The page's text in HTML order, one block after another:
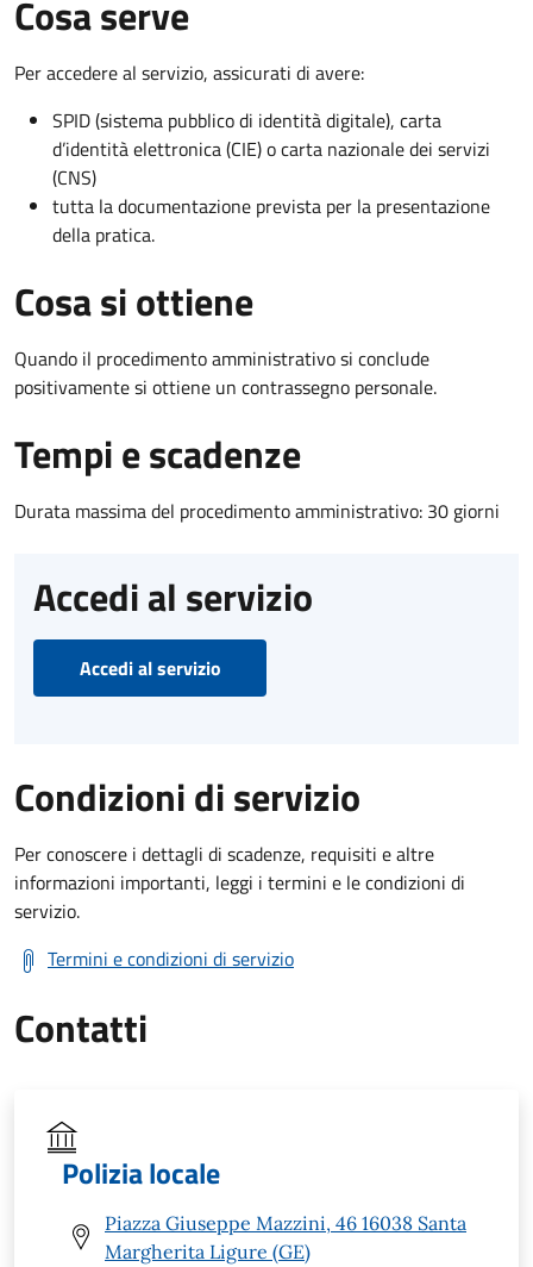
Cosa serve
Per accedere al servizio, assicurati di avere:
SPID (sistema pubblico di identità digitale), carta
d’identità elettronica (CIE) o carta nazionale dei servizi
(CNS)
tutta la documentazione prevista per la presentazione
della pratica.
Cosa si ottiene
Quando il procedimento amministrativo si conclude
positivamente si ottiene un contrassegno personale.
Tempi e scadenze
Durata massima del procedimento amministrativo: 30 giorni
Accedi al servizio
Accedi al servizio
Condizioni di servizio
Per conoscere i dettagli di scadenze, requisiti e altre
informazioni importanti, leggi i termini e le condizioni di
servizio.
Termini e condizioni di servizio
Contatti
Polizia locale
Piazza Giuseppe Mazzini, 46 16038 Santa
Margherita Ligure (GE)